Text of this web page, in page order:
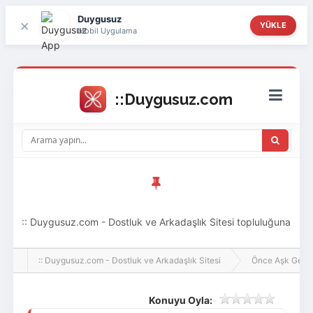
× Duygusuz
Mobil Uygulama
YÜKLE
:: Duygusuz.com - Dostluk ve Arkadaşlık Sitesi topluluğuna
hoş geldin ziyaretçi! Aramıza katılmak istersen kayıt
:: Duygusuz.com - Dostluk ve Arkadaşlık Sitesi Önce Aşk Gelir
Konuyu Oyla: